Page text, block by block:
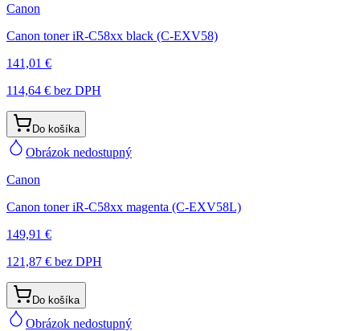
Canon
Canon toner iR-C58xx black (C-EXV58)
141,01 €
114,64 € bez DPH
Do košíka
Obrázok nedostupný
Canon
Canon toner iR-C58xx magenta (C-EXV58L)
149,91 €
121,87 € bez DPH
Do košíka
Obrázok nedostupný